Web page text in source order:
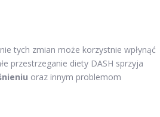
tych zmian może korzystnie wpłynąć
przestrzeganie diety DASH sprzyja
oraz innym problemom